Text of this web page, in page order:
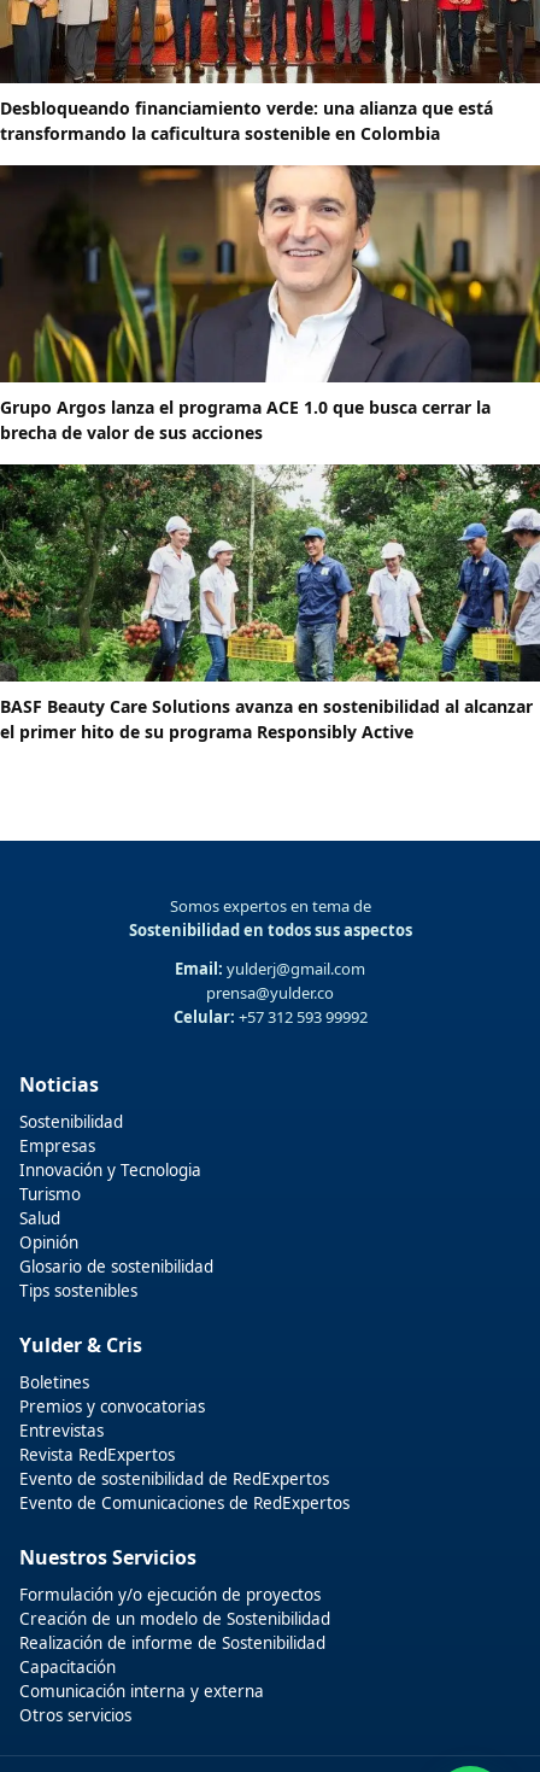
Desbloqueando financiamiento verde: una alianza que está
transformando la caficultura sostenible en Colombia
Grupo Argos lanza el programa ACE 1.0 que busca cerrar la
brecha de valor de sus acciones
BASF Beauty Care Solutions avanza en sostenibilidad al alcanzar
el primer hito de su programa Responsibly Active
Somos expertos en tema de
Sostenibilidad en todos sus aspectos
Email: yulderj@gmail.com
prensa@yulder.co
Celular: +57 312 593 99992
Noticias
Sostenibilidad
Empresas
Innovación y Tecnologia
Turismo
Salud
Opinión
Glosario de sostenibilidad
Tips sostenibles
Yulder & Cris
Boletines
Premios y convocatorias
Entrevistas
Revista RedExpertos
Evento de sostenibilidad de RedExpertos
Evento de Comunicaciones de RedExpertos
Nuestros Servicios
Formulación y/o ejecución de proyectos
Creación de un modelo de Sostenibilidad
Realización de informe de Sostenibilidad
Capacitación
Comunicación interna y externa
Otros servicios